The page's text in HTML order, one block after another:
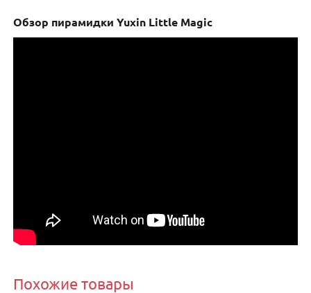
Обзор пирамидки Yuxin Little Magic
Похожие товары